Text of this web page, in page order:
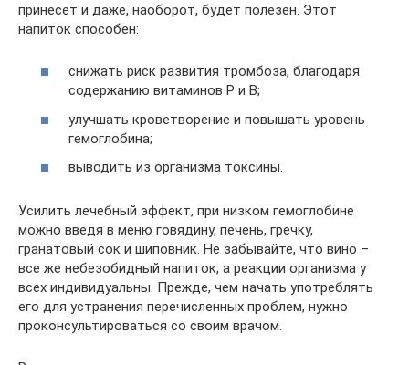
принесет и даже, наоборот, будет полезен. Этот
напиток способен:
снижать риск развития тромбоза, благодаря
содержанию витаминов Р и В;
улучшать кроветворение и повышать уровень
гемоглобина;
выводить из организма токсины.
Усилить лечебный эффект, при низком гемоглобине
можно введя в меню говядину, печень, гречку,
гранатовый сок и шиповник. Не забывайте, что вино –
все же небезобидный напиток, а реакции организма у
всех индивидуальны. Прежде, чем начать употреблять
его для устранения перечисленных проблем, нужно
проконсультироваться со своим врачом.